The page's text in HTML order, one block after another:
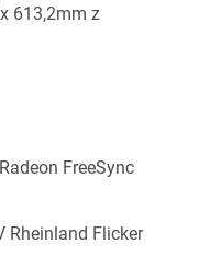
613,2mm z
FreeSync
Rheinland Flicker